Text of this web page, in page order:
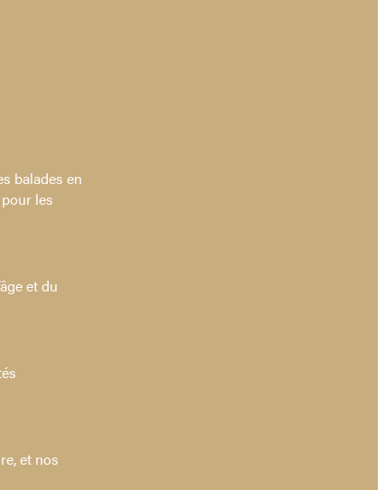
balades en
les
et du
et nos